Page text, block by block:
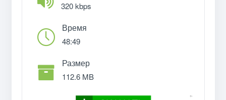
320 kbps
Время
48:49
Размер
112.6 MB